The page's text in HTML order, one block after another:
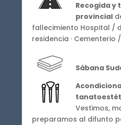
Recogida y
provincial
fallecimiento Hospital /
residencia · Cementerio
Sábana
Vestimos,
preparamos al difunto